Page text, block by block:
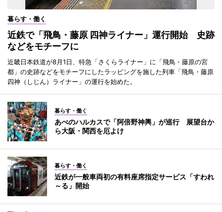
暮らす・働く
近鉄で「飛鳥・藤原 四神ライナー」運行開始 史跡
などをモチーフに
近畿日本鉄道が8月1日、特急「さくらライナー」に「飛鳥・藤原の宮
都」の史跡などをモチーフにしたラッピングを施した列車「飛鳥・藤原
四神（しじん）ライナー」の運行を始めた。
暮らす・働く
あべのハルカスで「阿倍野神輿」が巡行 展望台か
ら大阪・関西を厄よけ
暮らす・働く
近鉄が一般車両初の有料座席指定サービス「すわれ
～る」開始